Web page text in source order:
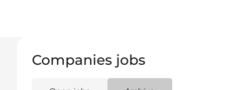
Companies jobs